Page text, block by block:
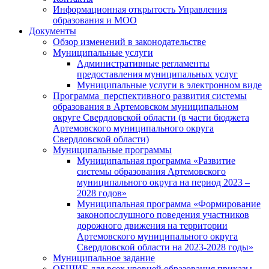
Информационная открытость Управления
образования и МОО
Документы
Обзор изменений в законодательстве
Муниципальные услуги
Административные регламенты
предоставления муниципальных услуг
Муниципальные услуги в электронном виде
Программа перспективного развития системы
образования в Артемовском муниципальном
округе Свердловской области (в части бюджета
Артемовского муниципального округа
Свердловской области)
Муниципальные программы
Муниципальная программа «Развитие
системы образования Артемовского
муниципального округа на период 2023 –
2028 годов»
Муниципальная программа «Формирование
законопослушного поведения участников
дорожного движения на территории
Артемовского муниципального округа
Свердловской области на 2023-2028 годы»
Муниципальное задание